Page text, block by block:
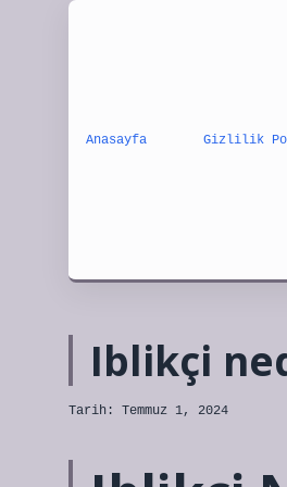
Anasayfa Gizlilik
Iblikçi
Tarih: Temmuz 1, 2024